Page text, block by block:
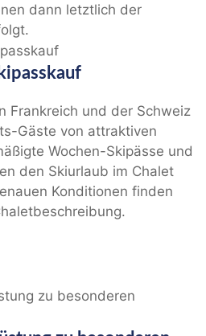
dann letztlich der
Frankreich und der Schweiz
Gäste von attraktiven
Wochen-Skipässe und
den Skiurlaub im Chalet
Konditionen finden